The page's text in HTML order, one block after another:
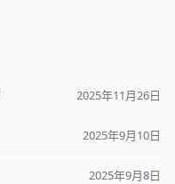
2025年11月26日
2025年9月10日
2025年9月8日